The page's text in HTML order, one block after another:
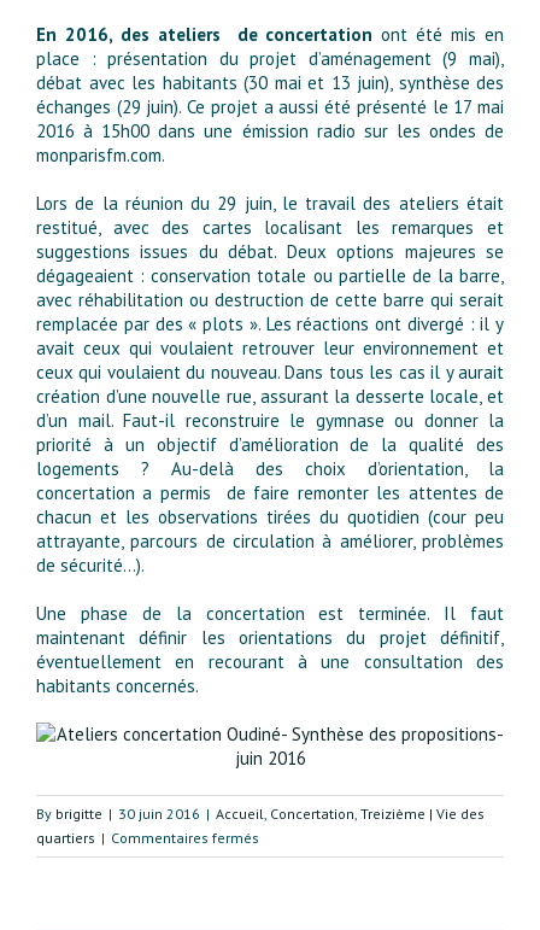
En 2016, des ateliers de concertation ont été mis en
place : présentation du projet d’aménagement (9 mai),
débat avec les habitants (30 mai et 13 juin), synthèse des
échanges (29 juin). Ce projet a aussi été présenté le 17 mai
2016 à 15h00 dans une émission radio sur les ondes de
monparisfm.com.
Lors de la réunion du 29 juin, le travail des ateliers était
restitué, avec des cartes localisant les remarques et
suggestions issues du débat. Deux options majeures se
dégageaient : conservation totale ou partielle de la barre,
avec réhabilitation ou destruction de cette barre qui serait
remplacée par des « plots ». Les réactions ont divergé : il y
avait ceux qui voulaient retrouver leur environnement et
ceux qui voulaient du nouveau. Dans tous les cas il y aurait
création d’une nouvelle rue, assurant la desserte locale, et
d’un mail. Faut-il reconstruire le gymnase ou donner la
priorité à un objectif d’amélioration de la qualité des
logements ? Au-delà des choix d’orientation, la
concertation a permis de faire remonter les attentes de
chacun et les observations tirées du quotidien (cour peu
attrayante, parcours de circulation à améliorer, problèmes
de sécurité…).
Une phase de la concertation est terminée. Il faut
maintenant définir les orientations du projet définitif,
éventuellement en recourant à une consultation des
habitants concernés.
By brigitte | 30 juin 2016 | Accueil, Concertation, Treizième | Vie des
quartiers | Commentaires fermés
Le